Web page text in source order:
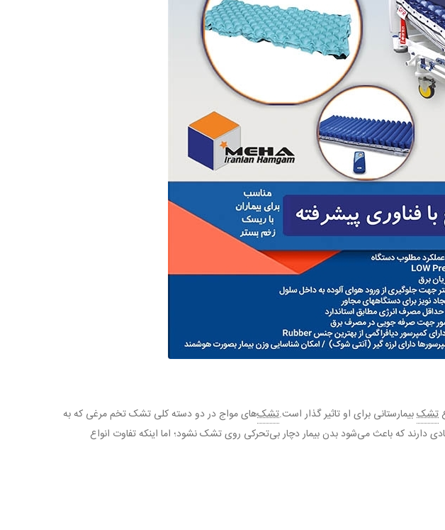
تشکبیمارستانی برای او تاثیر گذار است.تشک‌های مواج در دو دسته کلی تشک تخم مرغی که به
که باعث می‌شود بدن بیمار دچار بی‌تحرکی روی تشک نشود؛ اما اینکه تفاوت انواع